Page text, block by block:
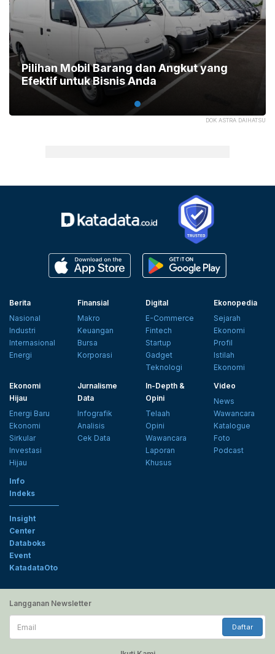
DOK ASTRA DAIHATSU
Pilihan Mobil Barang dan Angkut yang
Efektif untuk Bisnis Anda
Berita
Nasional
Industri
Internasional
Energi
Finansial
Makro
Keuangan
Bursa
Korporasi
Digital
E-Commerce
Fintech
Startup
Gadget
Teknologi
Ekonopedia
Sejarah
Ekonomi
Profil
Istilah
Ekonomi
Ekonomi
Hijau
Energi Baru
Ekonomi
Sirkular
Investasi
Hijau
Jurnalisme
Data
Infografik
Analisis
Cek Data
In-Depth &
Opini
Telaah
Opini
Wawancara
Laporan
Khusus
Video
News
Wawancara
Katalogue
Foto
Podcast
Info
Indeks
Insight
Center
Databoks
Event
KatadataOto
Langganan Newsletter
Email
Daftar